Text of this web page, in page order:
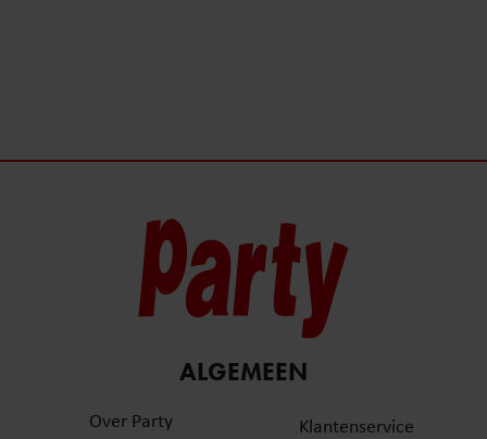
ALGEMEEN
Over Party
Klantenservice